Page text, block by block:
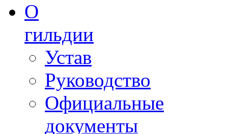
О
гильдии
Устав
Руководство
Официальные
документы